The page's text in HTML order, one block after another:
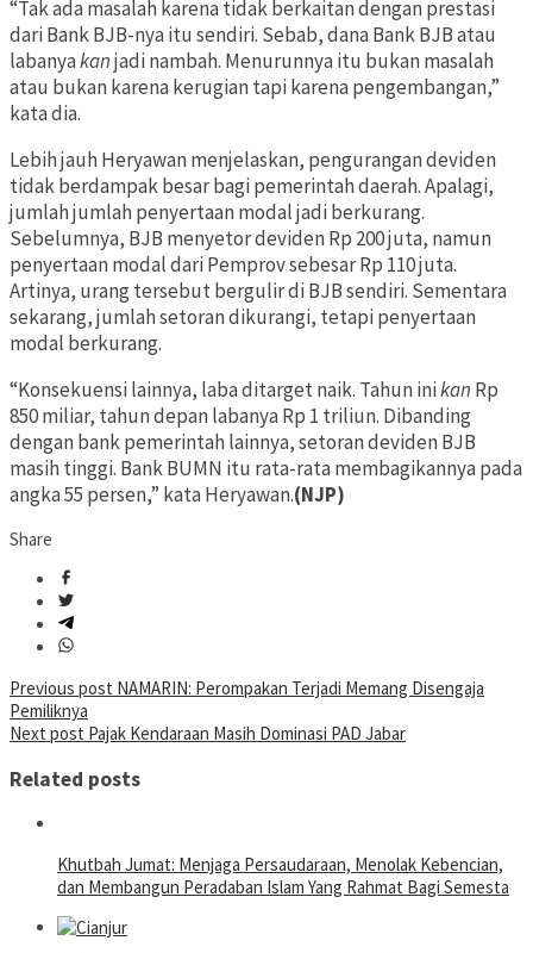
“Tak ada masalah karena tidak berkaitan dengan prestasi
dari Bank BJB-nya itu sendiri. Sebab, dana Bank BJB atau
labanyakanjadi nambah. Menurunnya itu bukan masalah
atau bukan karena kerugian tapi karena pengembangan,”
kata dia.
Lebih jauh Heryawan menjelaskan, pengurangan deviden
tidak berdampak besar bagi pemerintah daerah. Apalagi,
jumlah jumlah penyertaan modal jadi berkurang.
Sebelumnya, BJB menyetor deviden Rp 200 juta, namun
penyertaan modal dari Pemprov sebesar Rp 110 juta.
Artinya, urang tersebut bergulir di BJB sendiri. Sementara
sekarang, jumlah setoran dikurangi, tetapi penyertaan
modal berkurang.
“Konsekuensi lainnya, laba ditarget naik. Tahun inikan Rp
850 miliar, tahun depan labanya Rp 1 triliun. Dibanding
dengan bank pemerintah lainnya, setoran deviden BJB
masih tinggi. Bank BUMN itu rata-rata membagikannya pada
angka 55 persen,” kata Heryawan.(NJP)
Share
Post
navigation
Previous post NAMARIN: Perompakan Terjadi Memang Disengaja
Pemiliknya
Next post Pajak Kendaraan Masih Dominasi PAD Jabar
Related posts
Khutbah Jumat: Menjaga Persaudaraan, Menolak Kebencian,
dan Membangun Peradaban Islam Yang Rahmat Bagi Semesta